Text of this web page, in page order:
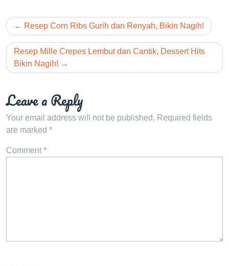
Post
navigation
Resep Corn Ribs Gurih dan Renyah, Bikin Nagih!
Resep Mille Crepes Lembut dan Cantik, Dessert Hits
Bikin Nagih!
Leave a Reply
Your email address will not be published. Required fields
are marked *
Comment *